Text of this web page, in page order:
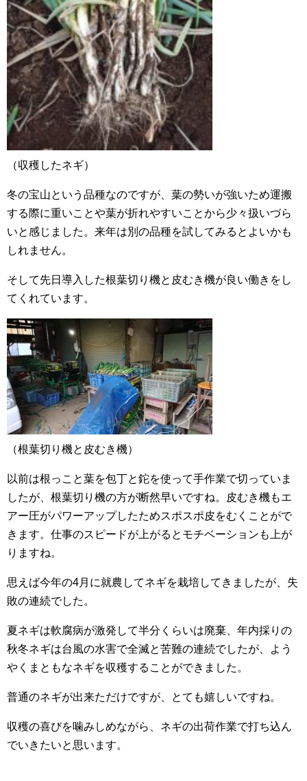
（収穫したネギ）
冬の宝山という品種なのですが、葉の勢いが強いため運搬
する際に重いことや葉が折れやすいことから少々扱いづら
いと感じました。来年は別の品種を試してみるとよいかも
しれません。
そして先日導入した根葉切り機と皮むき機が良い働きをし
てくれています。
（根葉切り機と皮むき機）
以前は根っこと葉を包丁と鉈を使って手作業で切っていま
したが、根葉切り機の方が断然早いですね。皮むき機もエ
アー圧がパワーアップしたためスポスポ皮をむくことがで
きます。仕事のスピードが上がるとモチベーションも上が
りますね。
思えば今年の4月に就農してネギを栽培してきましたが、失
敗の連続でした。
夏ネギは軟腐病が激発して半分くらいは廃棄、年内採りの
秋冬ネギは台風の水害で全滅と苦難の連続でしたが、よう
やくまともなネギを収穫することができました。
普通のネギが出来ただけですが、とても嬉しいですね。
収穫の喜びを噛みしめながら、ネギの出荷作業で打ち込ん
でいきたいと思います。